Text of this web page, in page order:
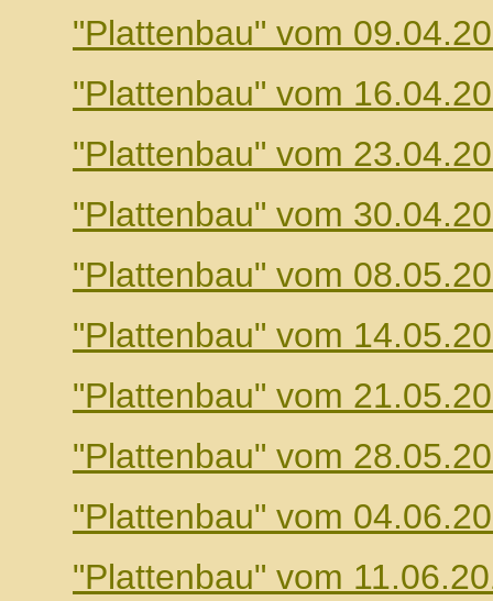
"Plattenbau" vom
"Plattenbau" vom
"Plattenbau" vom
"Plattenbau" vom
"Plattenbau" vom
"Plattenbau" vom
"Plattenbau" vom
"Plattenbau" vom
"Plattenbau" vom
"Plattenbau" vom